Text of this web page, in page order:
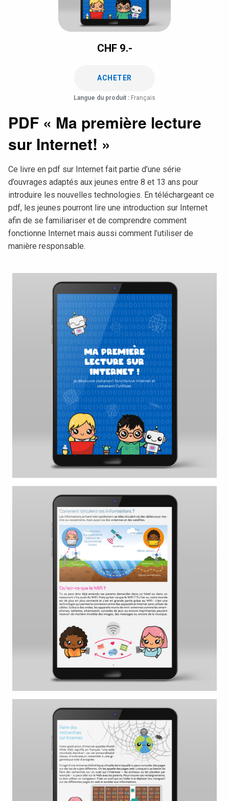
CHF 9.-
ACHETER
Langue du produit : Français
PDF « Ma première lecture
sur Internet! »
Ce livre en pdf sur Internet fait partie d’une série
d’ouvrages adaptés aux jeunes entre 8 et 13 ans pour
introduire les nouvelles technologies. En téléchargeant ce
pdf, les jeunes pourront lire une introduction sur Internet
afin de se familiariser et de comprendre comment
fonctionne Internet mais aussi comment l’utiliser de
manière responsable.